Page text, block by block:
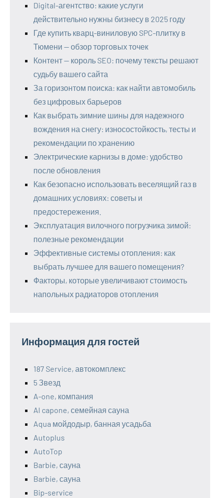
Digital-агентство: какие услуги
действительно нужны бизнесу в 2025 году
Где купить кварц-виниловую SPC-плитку в
Тюмени — обзор торговых точек
Контент — король SEO: почему тексты решают
судьбу вашего сайта
За горизонтом поиска: как найти автомобиль
без цифровых барьеров
Как выбрать зимние шины для надежного
вождения на снегу: износостойкость, тесты и
рекомендации по хранению
Электрические карнизы в доме: удобство
после обновления
Как безопасно использовать веселящий газ в
домашних условиях: советы и
предостережения.
Эксплуатация вилочного погрузчика зимой:
полезные рекомендации
Эффективные системы отопления: как
выбрать лучшее для вашего помещения?
Факторы, которые увеличивают стоимость
напольных радиаторов отопления
Информация для гостей
187 Service, автокомплекс
5 Звезд
A-one, компания
Al capone, семейная сауна
Aqua мойдодыр, банная усадьба
Autoplus
AutoTop
Barbie, сауна
Barbie, сауна
Bip-service